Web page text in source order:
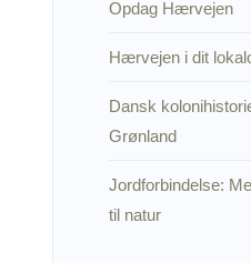
Opdag Hærvejen
Hærvejen i dit
Dansk
Grønland
Jordforbindelse:
til natur